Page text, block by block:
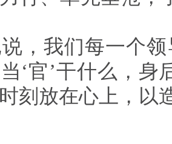
，我们每一个
‘官’干什么，身
刻放在心上，以